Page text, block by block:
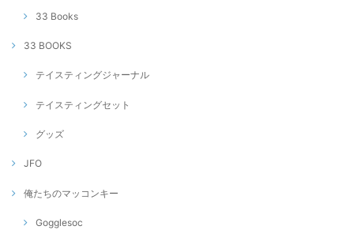
33 Books
33 BOOKS
テイスティングジャーナル
テイスティングセット
グッズ
JFO
俺たちのマッコンキー
Gogglesoc